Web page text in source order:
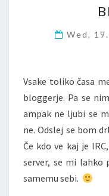
Wed,
Vsake toliko časa
bloggerje. Pa se
ampak ne ljubi se
ne. Odslej se bom
Če kdo ve kaj je
server, se mi lahko
samemu sebi.